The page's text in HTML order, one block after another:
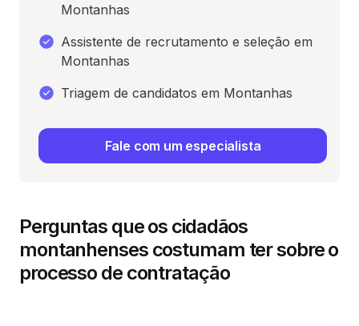
Perguntas que os cidadãos
montanhenses costumam ter sobre o
processo de contratação
Montanhas
Assistente de recrutamento e seleção em
Montanhas
Triagem de candidatos em Montanhas
Fale com um especialista